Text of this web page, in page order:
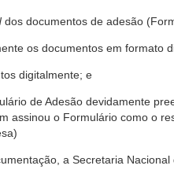
dos documentos de adesão
os documentos em formato
digitalmente; e
de Adesão devidamente
assinou o Formulário como o
a Secretaria